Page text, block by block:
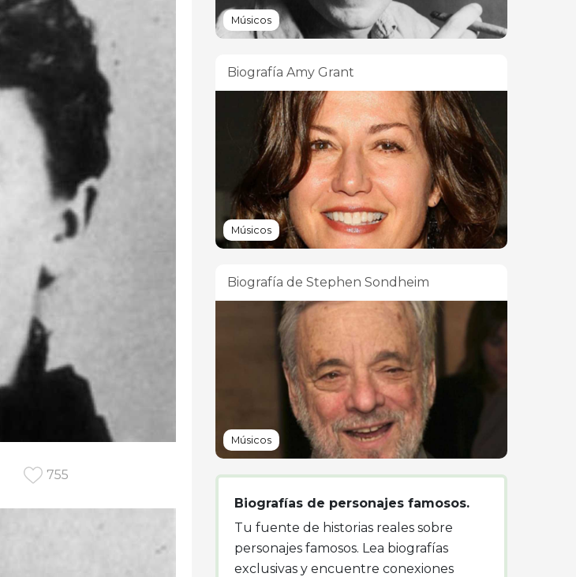
755
Músicos
Biografía Amy Grant
Músicos
Biografía de Stephen Sondheim
Músicos
Biografías de personajes famosos.
Tu fuente de historias reales sobre
personajes famosos. Lea biografías
exclusivas y encuentre conexiones